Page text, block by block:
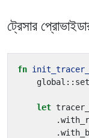
ট্রেসার
fn
global ::
let
.
.